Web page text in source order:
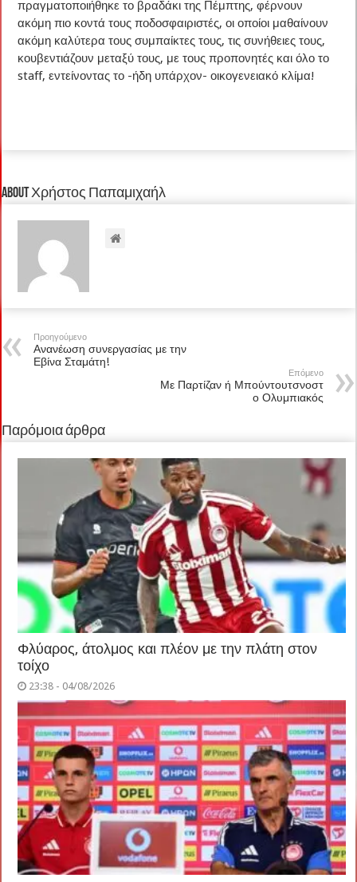
πραγματοποιήθηκε το βραδάκι της Πέμπτης, φέρνουν
ακόμη πιο κοντά τους ποδοσφαιριστές, οι οποίοι μαθαίνουν
ακόμη καλύτερα τους συμπαίκτες τους, τις συνήθειες τους,
κουβεντιάζουν μεταξύ τους, με τους προπονητές και όλο το
staff, εντείνοντας το -ήδη υπάρχον- οικογενειακό κλίμα!
About Χρήστος Παπαμιχαήλ
Προηγούμενο
Ανανέωση συνεργασίας με την
Εβίνα Σταμάτη!
Επόμενο
Με Παρτίζαν ή Μπούντουτσνοστ
ο Ολυμπιακός
Παρόμοια άρθρα
Φλύαρος, άτολμος και πλέον με την πλάτη στον
τοίχο
23:38 - 04/08/2026